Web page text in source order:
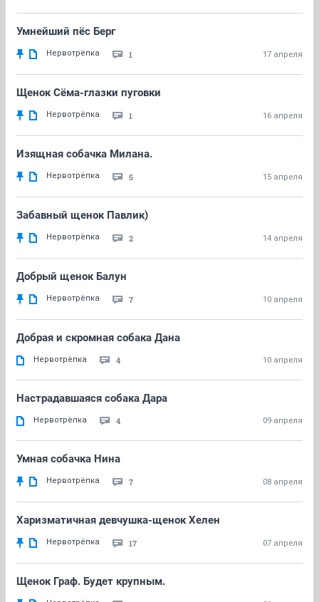
Умнейший пёс Берг
Нервотрёпка 1 17 апреля
Щенок Сёма-глазки пуговки
Нервотрёпка 1 16 апреля
Изящная собачка Милана.
Нервотрёпка 5 15 апреля
Забавный щенок Павлик)
Нервотрёпка 2 14 апреля
Добрый щенок Балун
Нервотрёпка 7 10 апреля
Добрая и скромная собака Дана
Нервотрёпка 4 10 апреля
Настрадавшаяся собака Дара
Нервотрёпка 4 09 апреля
Умная собачка Нина
Нервотрёпка 7 08 апреля
Харизматичная девчушка-щенок Хелен
Нервотрёпка 17 07 апреля
Щенок Граф. Будет крупным.